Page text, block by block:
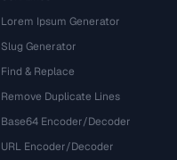
Lorem Ipsum Generator
Slug Generator
Find & Replace
Remove Duplicate Lines
Base64 Encoder/Decoder
URL Encoder/Decoder